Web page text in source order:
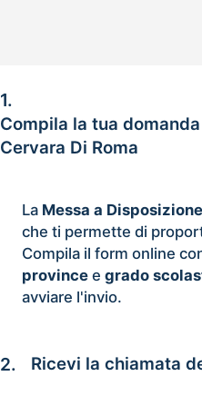
1.
Compila la tua
Cervara Di Roma
La Messa a
che ti permette di
Compila il form online
province egrado
avviare l'invio.
2. Ricevi la chiamata